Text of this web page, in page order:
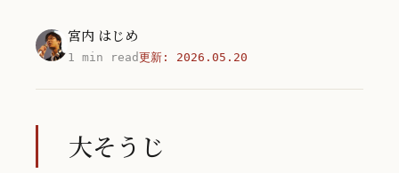
宮内 はじめ
1 min read更新: 2026.05.20
大そうじ